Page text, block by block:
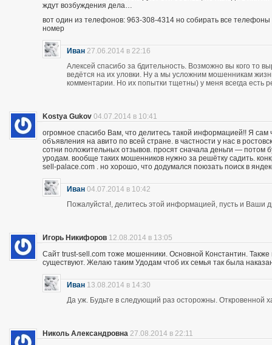
ждут возбуждения дела…
вот один из телефонов: 963-308-4314 но собирать все
номер
Иван 27.06.2014 в 22:16
Алексей спасибо за бдительность. Возможно вы кого то
ведётся на их уловки. Ну а мы усложним мошенникам
комментарии. Но их попытки тщетны) у меня всегда есть
Kostya Gukov 04.07.2014 в 10:41
огромное спасибо Вам, что делитесь такой информацией!! Я
объявления на авито по всей стране. в частности у нас в
сотни положительных отзывов. просят сначала деньги — потом
уродам. вообще таких мошенников нужно за решётку садить.
sell-palace.com . но хорошо, что додумался поюзать поиск в
Иван 04.07.2014 в 10:42
Пожалуйста!, делитесь этой информацией, пусть и Ваши
Игорь Никифоров 12.08.2014 в 13:05
Сайт trust-sell.com тоже мошенники. Основной Константин.
существуют. Желаю таким Удодам чтоб их семья так была
Иван 13.08.2014 в 14:30
Да уж. Будьте в следующий раз осторожны. Откровенной
Николь Александровна 27.08.2014 в 22:11